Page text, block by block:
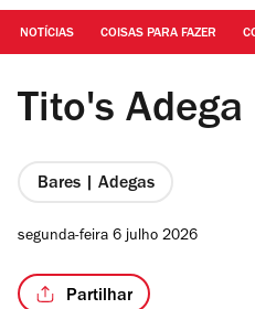
NOTÍCIAS COISAS PARA FAZER
DR | Tito's Adega
Tito's Adega
Bares | Adegas
segunda-feira 6 julho 2026
Partilhar